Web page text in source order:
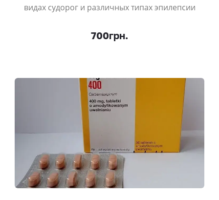
видах судорог и различных типах эпилепсии
700грн.